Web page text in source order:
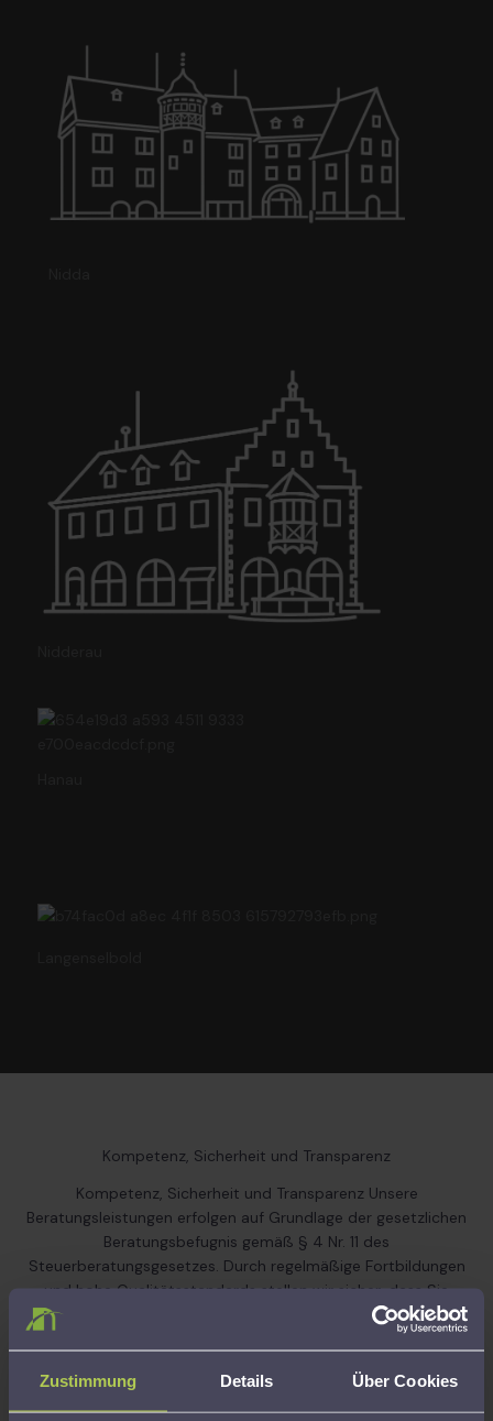
Zustimmung Details Über Cookies
Kompetenz, Sicherheit und Transparenz
Kompetenz, Sicherheit und Transparenz Unsere
Beratungsleistungen erfolgen auf Grundlage der gesetzlichen
Beratungsbefugnis gemäß § 4 Nr. 11 des
Steuerberatungsgesetzes. Durch regelmäßige Fortbildungen
und hohe Qualitätsstandards stellen wir sicher, dass Sie
jederzeit kompetent und auf dem aktuellen Stand beraten
Vermögensschaden-Haftpflichtversicherung abgesichert
und haftet im Falle einer fehlerhaften Beratungsleistung.